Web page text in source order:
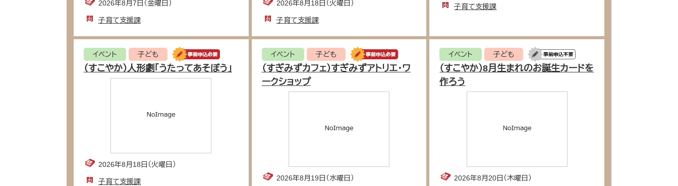
2026年8月7日（金曜日）
子育て支援課
2026年8月18日（火曜日）
子育て支援課
子育て支援課
イベント 子ども
（すこやか）人形劇「うたってあそぼう」
2026年8月18日（火曜日）
子育て支援課
イベント 子ども
（すぎみずカフェ）すぎみずアトリエ・ワ
ークショップ
2026年8月19日（水曜日）
イベント 子ども
（すこやか）8月生まれのお誕生カードを
作ろう
2026年8月20日（木曜日）